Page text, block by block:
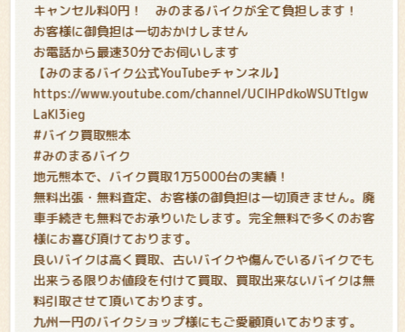
キャンセル料0円！ みのまるバイクが全て負担します！
お客様に御負担は一切おかけしません
お電話から最速30分でお伺いします
【みのまるバイク公式YouTubeチャンネル】
https://www.youtube.com/channel/UCIHPdkoWSUTtIgw
LaKl3ieg
#バイク買取熊本
#みのまるバイク
地元熊本で、バイク買取1万5000台の実績！
無料出張・無料査定、お客様の御負担は一切頂きません。廃
車手続きも無料でお承りいたします。完全無料で多くのお客
様にお喜び頂けております。
良いバイクは高く買取、古いバイクや傷んでいるバイクでも
出来うる限りお値段を付けて買取、買取出来ないバイクは無
料引取させて頂いております。
九州一円のバイクショップ様にもご愛顧頂いております。